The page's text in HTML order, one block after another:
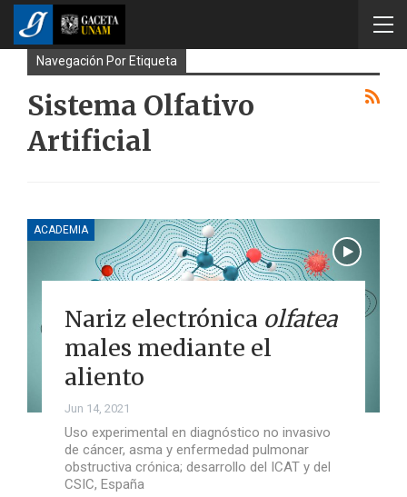
Navegación Por Etiqueta
Sistema Olfativo
Artificial
ACADEMIA
Nariz electrónica olfatea
males mediante el
aliento
Jun 14, 2021
Uso experimental en diagnóstico no invasivo
de cáncer, asma y enfermedad pulmonar
obstructiva crónica; desarrollo del ICAT y del
CSIC, España